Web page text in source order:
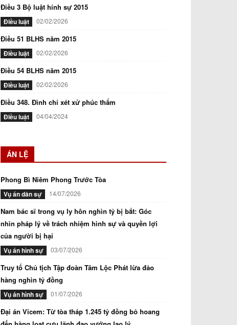
Điều 3 Bộ luật hính sự 2015
Điều luật 02/02/2026
Điều 51 BLHS năm 2015
Điều luật 02/02/2026
Điều 54 BLHS năm 2015
Điều luật 02/02/2026
Điều 348. Đình chỉ xét xử phúc thẩm
Điều luật 04/04/2024
ÁN LỆ
Phong Bì Niêm Phong Trước Tòa
Vụ án dân sự 14/07/2026
Nam bác sĩ trong vụ ly hôn nghìn tỷ bị bắt: Góc
nhìn pháp lý về trách nhiệm hình sự và quyền lợi
của người bị hại
Vụ án hình sự 03/07/2026
Truy tố Chủ tịch Tập đoàn Tâm Lộc Phát lừa đảo
hàng nghìn tỷ đồng
Vụ án hình sự 01/07/2026
Đại án Vicem: Từ tòa tháp 1.245 tỷ đồng bỏ hoang